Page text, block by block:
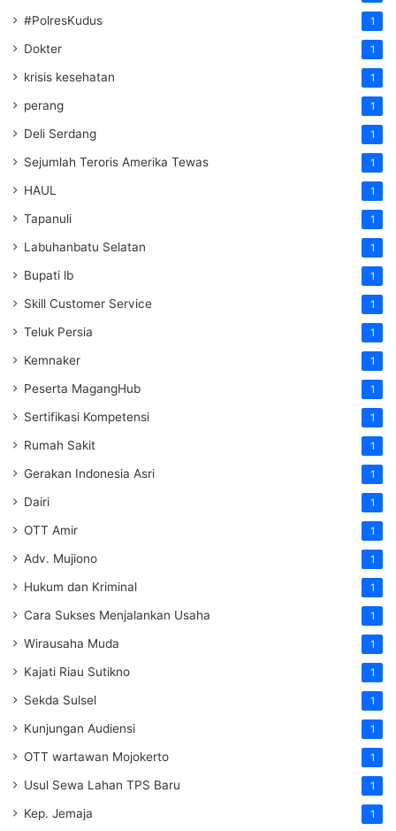
#PolresKudus 1
Dokter 1
krisis kesehatan 1
perang 1
Deli Serdang 1
Sejumlah Teroris Amerika Tewas 1
HAUL 1
Tapanuli 1
Labuhanbatu Selatan 1
Bupati lb 1
Skill Customer Service 1
Teluk Persia 1
Kemnaker 1
Peserta MagangHub 1
Sertifikasi Kompetensi 1
Rumah Sakit 1
Gerakan Indonesia Asri 1
Dairi 1
OTT Amir 1
Adv. Mujiono 1
Hukum dan Kriminal 1
Cara Sukses Menjalankan Usaha 1
Wirausaha Muda 1
Kajati Riau Sutikno 1
Sekda Sulsel 1
Kunjungan Audiensi 1
OTT wartawan Mojokerto 1
Usul Sewa Lahan TPS Baru 1
Kep. Jemaja 1